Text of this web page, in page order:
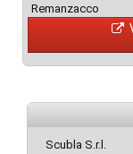
Remanzacco
Scubla S.r.l.